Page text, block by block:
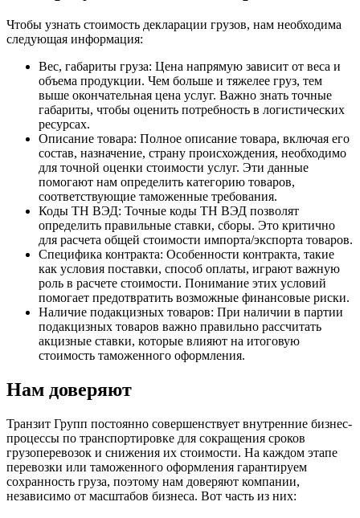
Чтобы узнать стоимость декларации грузов, нам необходима
следующая информация:
Вес, габариты груза: Цена напрямую зависит от веса и
объема продукции. Чем больше и тяжелее груз, тем
выше окончательная цена услуг. Важно знать точные
габариты, чтобы оценить потребность в логистических
ресурсах.
Описание товара: Полное описание товара, включая его
состав, назначение, страну происхождения, необходимо
для точной оценки стоимости услуг. Эти данные
помогают нам определить категорию товаров,
соответствующие таможенные требования.
Коды ТН ВЭД: Точные коды ТН ВЭД позволят
определить правильные ставки, сборы. Это критично
для расчета общей стоимости импорта/экспорта товаров.
Специфика контракта: Особенности контракта, такие
как условия поставки, способ оплаты, играют важную
роль в расчете стоимости. Понимание этих условий
помогает предотвратить возможные финансовые риски.
Наличие подакцизных товаров: При наличии в партии
подакцизных товаров важно правильно рассчитать
акцизные ставки, которые влияют на итоговую
стоимость таможенного оформления.
Нам доверяют
Транзит Групп постоянно совершенствует внутренние бизнес-
процессы по транспортировке для сокращения сроков
грузоперевозок и снижения их стоимости. На каждом этапе
перевозки или таможенного оформления гарантируем
сохранность груза, поэтому нам доверяют компании,
независимо от масштабов бизнеса. Вот часть из них: